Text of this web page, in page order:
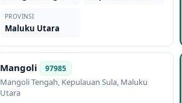
PROVINSI
Maluku Utara
Mangoli 97985
Mangoli Tengah, Kepulauan Sula, Maluku
Utara